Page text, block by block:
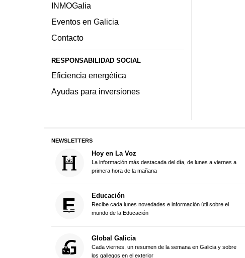
INMOGalia
Eventos en Galicia
Contacto
RESPONSABILIDAD SOCIAL
Eficiencia energética
Ayudas para inversiones
NEWSLETTERS
Hoy en La Voz
La información más destacada del día, de lunes a viernes a
primera hora de la mañana
Educación
Recibe cada lunes novedades e información útil sobre el
mundo de la Educación
Global Galicia
Cada viernes, un resumen de la semana en Galicia y sobre
los gallegos en el exterior